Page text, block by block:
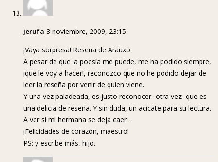
jerufa 3 noviembre, 2009, 23:15
¡Vaya sorpresa! Reseña de Arauxo.
A pesar de que la poesía me puede, me ha podido siempre,
¡que le voy a hacer!, reconozco que no he podido dejar de
leer la reseña por venir de quien viene.
Y una vez paladeada, es justo reconocer -otra vez- que es
una delicia de reseña. Y sin duda, un acicate para su lectura.
A ver si mi hermana se deja caer…
¡Felicidades de corazón, maestro!
PS: y escribe más, hijo.